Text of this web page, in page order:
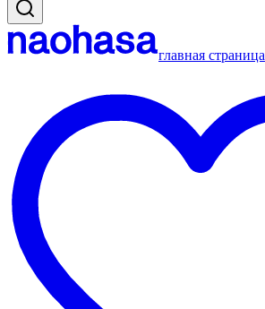
главная страница